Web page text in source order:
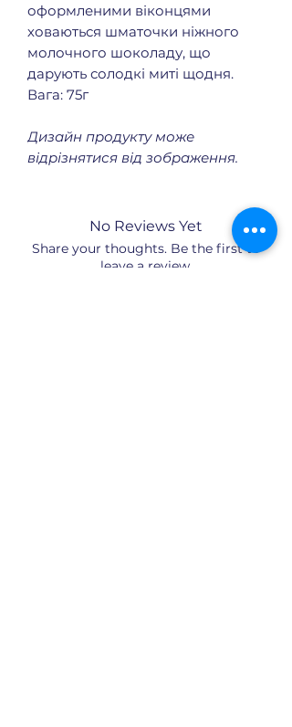
оформленими віконцями
ховаються шматочки ніжного
молочного шоколаду, що
дарують солодкі миті щодня.
Вага: 75г
Дизайн продукту може
відрізнятися від зображення.
No Reviews Yet
Share your thoughts. Be the first to
leave a review.